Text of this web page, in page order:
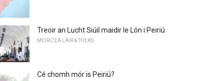
Treoir an Lucht Siúil maidir le Lón i Peiriú
MEIRICEÁ LÁIR & THEAS
Cé chomh mór is Peiriú?